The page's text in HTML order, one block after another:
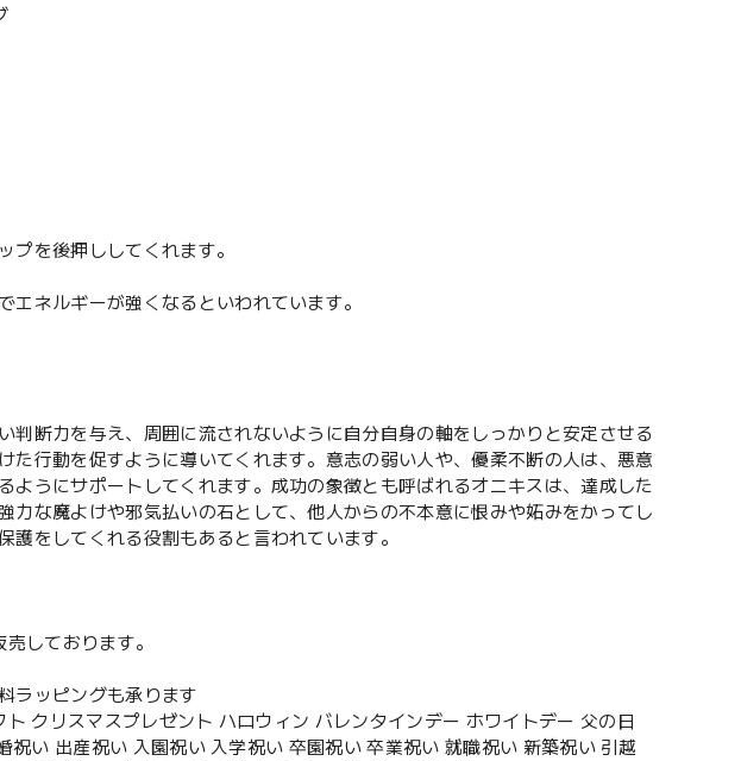
プを後押ししてくれます。
ネルギーが強くなるといわれています。
判断力を与え、周囲に流されないように自分自身の軸をしっかりと安定させる
た行動を促すように導いてくれます。意志の弱い人や、優柔不断の人は、悪意
ようにサポートしてくれます。成功の象徴とも呼ばれるオニキスは、達成した
力な魔よけや邪気払いの石として、他人からの不本意に恨みや妬みをかってし
をしてくれる役割もあると言われています。
しております。
ラッピングも承ります
クリスマスプレゼント ハロウィン バレンタインデー ホワイトデー 父の日
い 出産祝い 入園祝い 入学祝い 卒園祝い 卒業祝い 就職祝い 新築祝い 引越